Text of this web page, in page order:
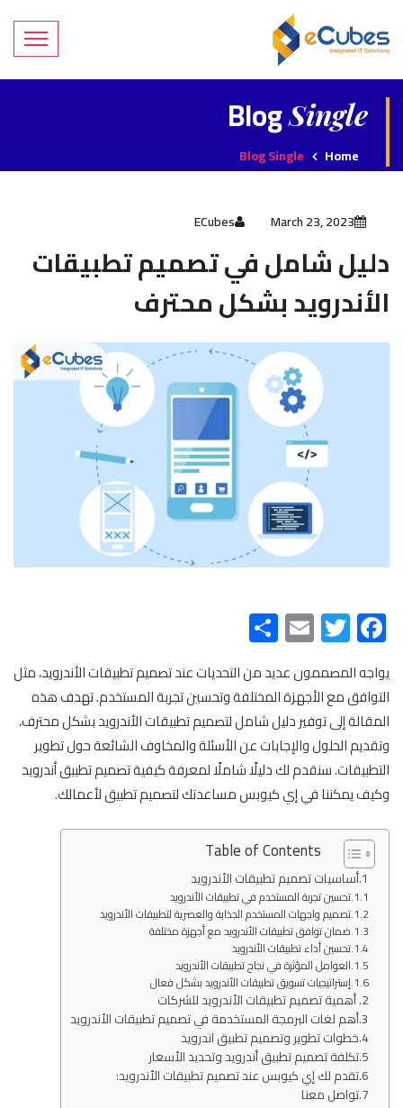
BlogSingle
Home
Blog Single
March 23, 2023
ECubes
دليل شامل في تصميم تطبيقات
الأندرويد بشكل محترف
Facebook
Twitter
Email
يواجه المصممون عديد من التحديات عند تصميم تطبيقات الأندرويد، مثل
التوافق مع الأجهزة المختلفة وتحسين تجربة المستخدم. تهدف هذه
المقالة إلى توفير دليل شامل لتصميم تطبيقات الأندرويد بشكل محترف،
وتقديم الحلول والإجابات عن الأسئلة والمخاوف الشائعة حول تطوير
التطبيقات. سنقدم لك دليلًا شاملًا لمعرفة كيفية تصميم تطبيق أندرويد
وكيف يمكننا في إي كيوبس مساعدتك لتصميم تطبيق لأعمالك.
Table of Contents
أساسيات تصميم تطبيقات الأندرويد
تحسين تجربة المستخدم في تطبيقات الأندرويد
تصميم واجهات المستخدم الجذابة والعصرية لتطبيقات الأندرويد
ضمان توافق تطبيقات الأندرويد مع أجهزة مختلفة
تحسين أداء تطبيقات الأندرويد
العوامل المؤثرة في نجاح تطبيقات الأندرويد
إستراتيجيات تسويق تطبيقات الأندرويد بشكل فعال
أهمية تصميم تطبيقات الأندرويد للشركات
أهم لغات البرمجة المستخدمة في تصميم تطبيقات الأندرويد
خطوات تطوير وتصميم تطبيق اندرويد
تكلفة تصميم تطبيق أندرويد وتحديد الأسعار
تقدم لك إي كيوبس عند تصميم تطبيقات الأندرويد:
تواصل معنا